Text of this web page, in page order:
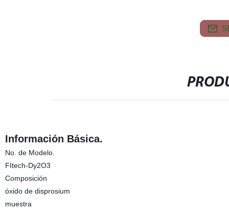
Información Básica.
No. de Modelo.
FItech-Dy2O3
Composición
óxido de disprosium
muestra